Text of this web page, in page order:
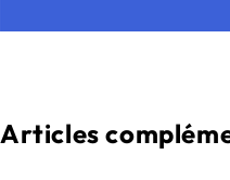
Articles